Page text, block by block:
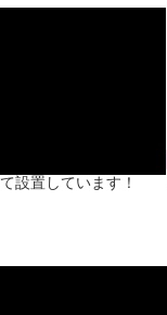
設置しています！